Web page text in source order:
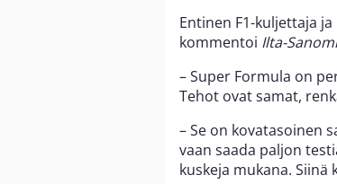
Entinen F1-kuljettaja
kommentoi Ilta-
– Super Formula on
Tehot ovat samat,
– Se on kovatasoinen
vaan saada paljon
kuskeja mukana. Siinä